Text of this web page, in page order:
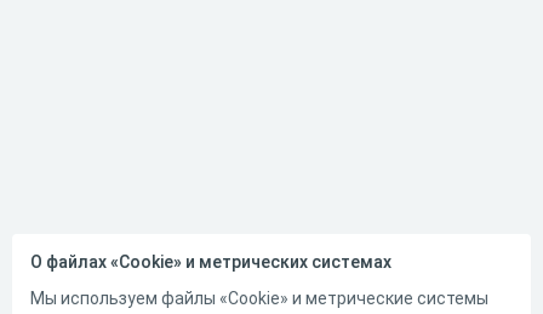
О файлах «Cookie» и метрических системах
Мы используем файлы «Cookie» и метрические системы